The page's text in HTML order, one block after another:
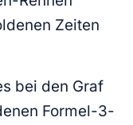
Zeiten
bei den Graf
Formel-3-